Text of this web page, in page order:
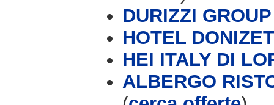
DURIZZI
HOTEL
HEI ITALY DI
ALBERGO